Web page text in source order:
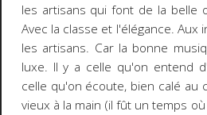
les artisans qui font de la belle
Avec la classe et l'élégance. Aux
les artisans. Car la bonne
luxe. Il y a celle qu'on entend
celle qu'on écoute, bien calé au
vieux à la main (il fût un temps